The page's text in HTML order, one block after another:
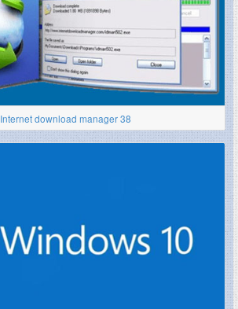
Internet download manager 38